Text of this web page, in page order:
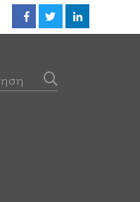
Ηλεκτρική διασύνδεση